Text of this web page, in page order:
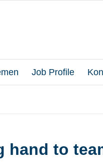
Job Profile
hand to